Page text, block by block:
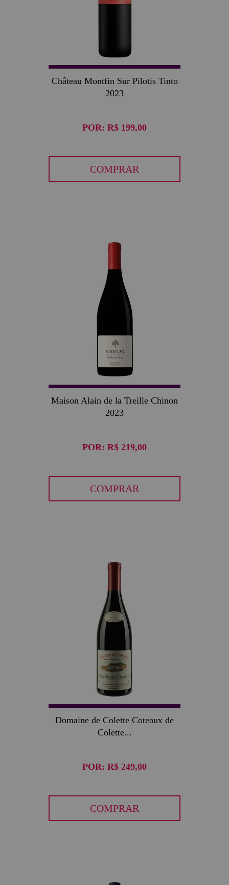
Château Montfin Sur Pilotis Tinto
2023
POR: R$ 199,00
COMPRAR
Maison Alain de la Treille Chinon
2023
POR: R$ 219,00
COMPRAR
Domaine de Colette Coteaux de
Colette...
POR: R$ 249,00
COMPRAR